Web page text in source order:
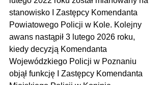
stanowisko I Zastępcy Komendanta
Powiatowego Policji w Kole. Kolejny
awans nastąpił 3 lutego 2026 roku,
kiedy decyzją Komendanta
Wojewódzkiego Policji w Poznaniu
objął funkcję I Zastępcy Komendanta